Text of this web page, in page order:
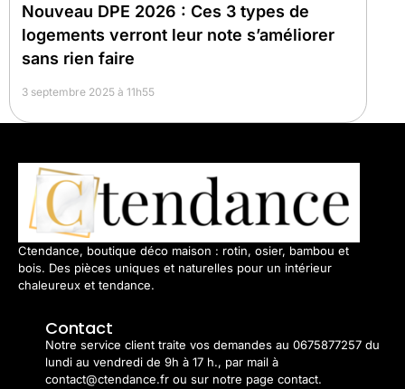
Nouveau DPE 2026 : Ces 3 types de
logements verront leur note s’améliorer
sans rien faire
3 septembre 2025 à 11h55
Ctendance, boutique déco maison : rotin, osier, bambou et
bois. Des pièces uniques et naturelles pour un intérieur
chaleureux et tendance.
Contact
Notre service client traite vos demandes au 0675877257 du
lundi au vendredi de 9h à 17 h., par mail à
contact@ctendance.fr ou sur notre page contact.